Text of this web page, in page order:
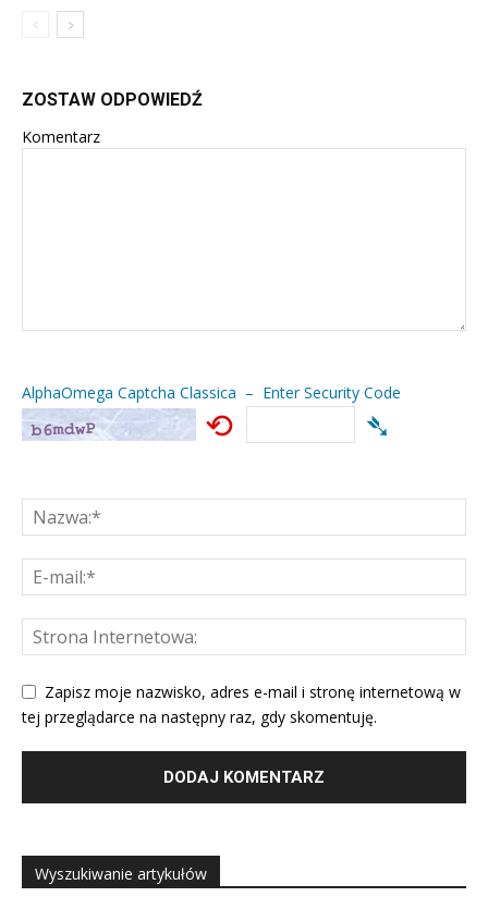
ZOSTAW ODPOWIEDŹ
Komentarz
AlphaOmega Captcha Classica – Enter Security Code
⟲ ➴
Zapisz moje nazwisko, adres e-mail i stronę internetową w
tej przeglądarce na następny raz, gdy skomentuję.
Wyszukiwanie artykułów